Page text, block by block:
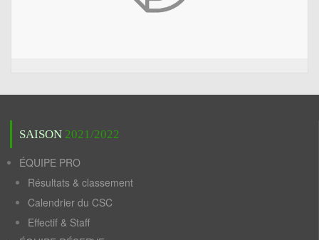
SAISON 2021/2022
ÉQUIPE PRO
Résultats & classement
Calendrier du CSC
Effectif & Staff